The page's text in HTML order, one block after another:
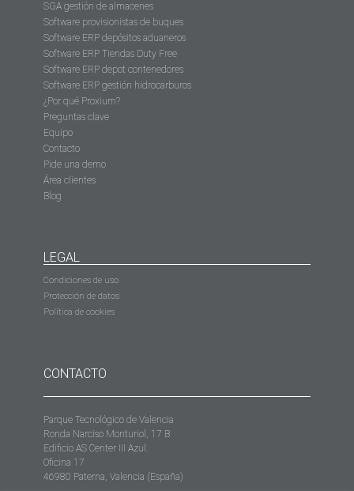
SGA gestión de almacenes
Software provisionistas de buques
Software ERP depósitos aduaneros
Software ERP Tiendas Duty Free
Software ERP depot contenedores
Software ERP gestión hidrocarburos
¿Por qué Proxium?
Preguntas clave
Equipo
Contacto
Pide una demo
Área clientes
Blog
LEGAL
Condiciones de uso
Protección de datos
Política de cookies
CONTACTO
Parque Tecnológico de Valencia
Ronda Narciso Monturiol, 17 B
Edificio AS Center III Azul.
Oficina 17
46980 Paterna, Valencia (España)